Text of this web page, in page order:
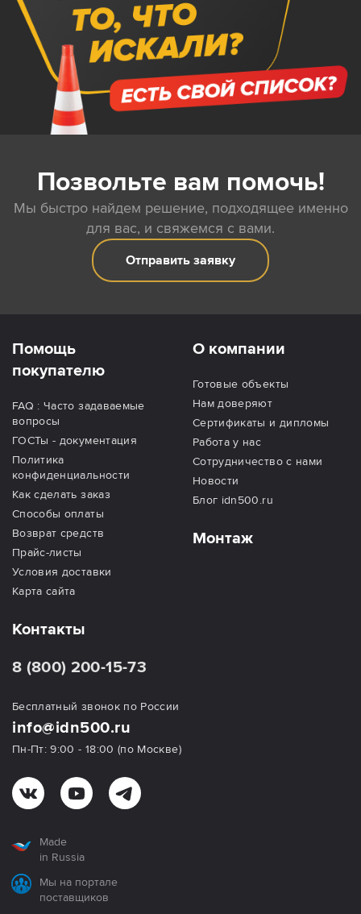
Позвольте вам помочь!
Мы быстро найдем решение, подходящее именно
для вас, и свяжемся с вами.
Отправить заявку
Помощь
покупателю
FAQ : Часто задаваемые
вопросы
ГОСТы - документация
Политика
конфиденциальности
Как сделать заказ
Способы оплаты
Возврат средств
Прайс-листы
Условия доставки
Карта сайта
О компании
Готовые объекты
Нам доверяют
Сертификаты и дипломы
Работа у нас
Сотрудничество с нами
Новости
Блог idn500.ru
Монтаж
Контакты
8 (800) 200-15-73
Бесплатный звонок по России
info@idn500.ru
Пн-Пт: 9:00 - 18:00 (по Москве)
Made
in Russia
Мы на портале
поставщиков